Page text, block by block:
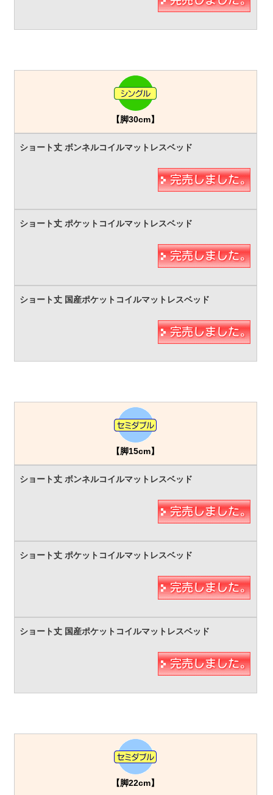
【脚30cm】
【脚15cm】
【脚22cm】